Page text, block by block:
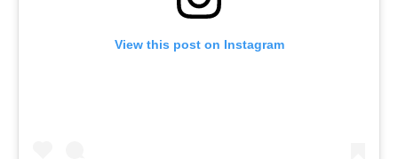
View this post on Instagram